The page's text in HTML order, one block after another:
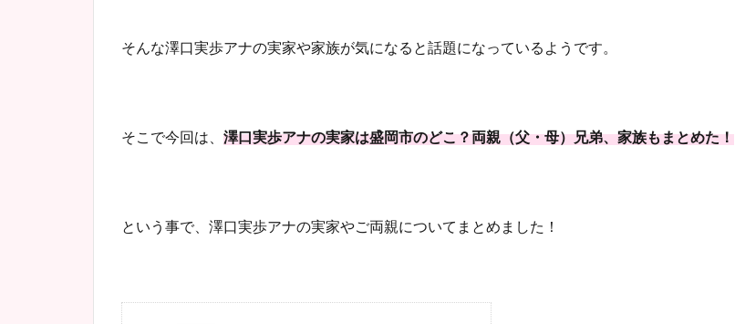
そんな澤口実歩アナの実家や家族が気になると話題になっているようです。
そこで今回は、 澤口実歩アナの実家は盛岡市のどこ？両親（父・母）兄弟、家族もまとめた！
という事で、澤口実歩アナの実家やご両親についてまとめました！